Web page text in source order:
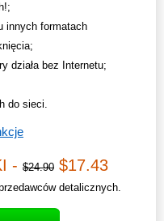
innych formatach
działa bez Internetu;
do sieci.
- $24.90 $17.43
detalicznych.